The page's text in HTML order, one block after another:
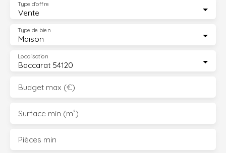
Vente
Type d'offre
Maison
Type de bien
Baccarat 54120
Localisation
Budget max (€)
Surface min (m²)
Pièces min